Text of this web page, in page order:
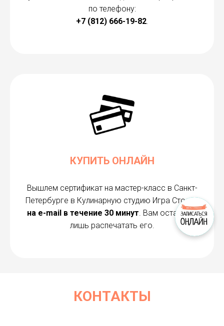
по телефону:
+7 (812) 666-19-82.
КУПИТЬ ОНЛАЙН
Вышлем сертификат на мастер-класс в Санкт-
Петербурге в Кулинарную студию Игра Столов
на e-mail в течение 30 минут. Вам останется
лишь распечатать его.
КОНТАКТЫ